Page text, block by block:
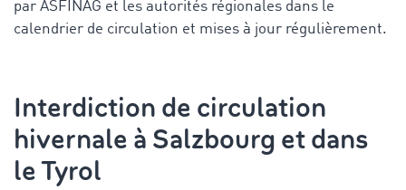
par ASFINAG et les autorités régionales dans le
calendrier de circulation et mises à jour régulièrement.
Interdiction de circulation
hivernale à Salzbourg et dans
le Tyrol